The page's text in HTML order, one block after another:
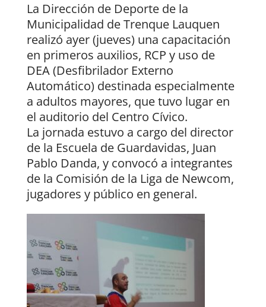
La Dirección de Deporte de la
Municipalidad de Trenque Lauquen
realizó ayer (jueves) una capacitación
en primeros auxilios, RCP y uso de
DEA (Desfibrilador Externo
Automático) destinada especialmente
a adultos mayores, que tuvo lugar en
el auditorio del Centro Cívico.
La jornada estuvo a cargo del director
de la Escuela de Guardavidas, Juan
Pablo Danda, y convocó a integrantes
de la Comisión de la Liga de Newcom,
jugadores y público en general.